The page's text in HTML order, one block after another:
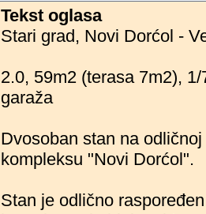
Tekst oglasa
Stari grad, Novi Dorćol -
2.0, 59m2 (terasa 7m2),
garaža
Dvosoban stan na
kompleksu "Novi Dorćol".
Stan je odlično